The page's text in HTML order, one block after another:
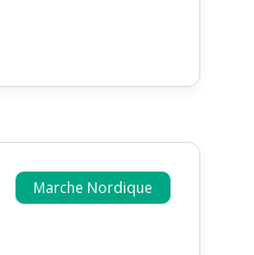
Marche Nordique